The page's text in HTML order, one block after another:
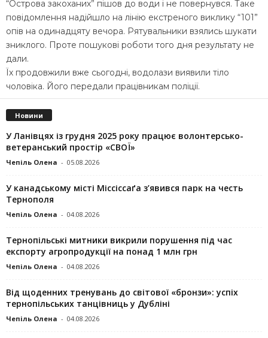
“Острова закоханих” пішов до води і не повернувся. Таке
повідомлення надійшло на лінію екстреного виклику “101”
опів на одинадцяту вечора. Рятувальники взялись шукати
зниклого. Проте пошукові роботи того дня результату не
дали.
Їх продовжили вже сьогодні, водолази виявили тіло
чоловіка. Його передали працівникам поліції.
Новини
У Ланівцях із грудня 2025 року працює волонтерсько-
ветеранський простір «СВОЇ»
Чепіль Олена - 05.08.2026
У канадському місті Міссіссаґа з’явився парк на честь
Тернополя
Чепіль Олена - 04.08.2026
Тернопільські митники викрили порушення під час
експорту агропродукції на понад 1 млн грн
Чепіль Олена - 04.08.2026
Від щоденних тренувань до світової «бронзи»: успіх
тернопільських танцівниць у Дубліні
Чепіль Олена - 04.08.2026